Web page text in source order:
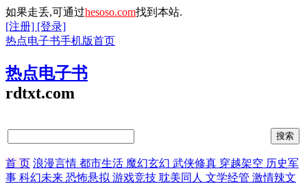
如果走丢,可通过hesoso.com找到本站.
[注册] [登录]
热点电子书手机版首页
热点电子书
rdtxt.com
首 页 浪漫言情 都市生活 魔幻玄幻 武侠修真 穿越架空 历史军
事 科幻未来 恐怖悬拟 游戏竞技 耽美同人 文学经管 激情辣文